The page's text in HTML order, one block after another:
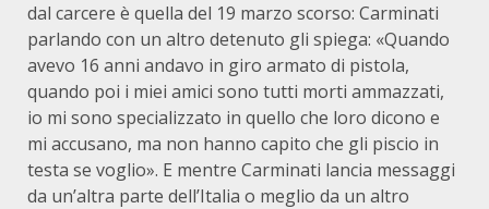
dal carcere è quella del 19 marzo scorso: Carminati
parlando con un altro detenuto gli spiega: «Quando
avevo 16 anni andavo in giro armato di pistola,
quando poi i miei amici sono tutti morti ammazzati,
io mi sono specializzato in quello che loro dicono e
mi accusano, ma non hanno capito che gli piscio in
testa se voglio». E mentre Carminati lancia messaggi
da un’altra parte dell’Italia o meglio da un altro